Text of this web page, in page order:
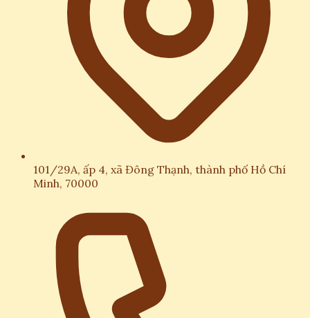
101/29A, ấp 4, xã Đông Thạnh, thành phố Hồ Chí
Minh, 70000